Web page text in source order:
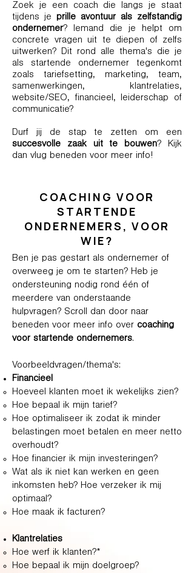
Zoek je een coach die langs je staat
tijdens je prille avontuur als zelfstandig
ondernemer? Iemand die je helpt om
concrete vragen uit te diepen of zelfs
uitwerken? Dit rond alle thema's die je
als startende ondernemer tegenkomt
zoals tariefsetting, marketing, team,
samenwerkingen, klantrelaties,
website/SEO, financieel, leiderschap of
communicatie?
Durf jij de stap te zetten om een
succesvolle zaak uit te bouwen? Kijk
dan vlug beneden voor meer info!
COACHING VOOR
STARTENDE
ONDERNEMERS, VOOR
WIE?
Ben je pas gestart als ondernemer of
overweeg je om te starten? Heb je
ondersteuning nodig rond één of
meerdere van onderstaande
hulpvragen? Scroll dan door naar
beneden voor meer info over coaching
voor startende ondernemers.
Voorbeeldvragen/thema's:
Financieel
Hoeveel klanten moet ik wekelijks zien?
Hoe bepaal ik mijn tarief?
Hoe optimaliseer ik zodat ik minder
belastingen moet betalen en meer netto
overhoudt?
Hoe financier ik mijn investeringen?
Wat als ik niet kan werken en geen
inkomsten heb? Hoe verzeker ik mij
optimaal?
Hoe maak ik facturen?
Klantrelaties
Hoe werf ik klanten?*
Hoe bepaal ik mijn doelgroep?